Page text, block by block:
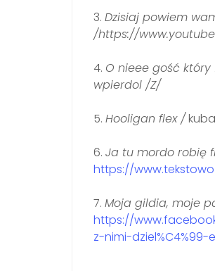
3. Dzisiaj powiem
/https://
4. O nieee gość który
wpierdol /Z/
5. Hooligan flex /
6. Ja tu mordo robię
https://
7. Moja gildia, moje
https://
z-nimi-dziel%C4%99-